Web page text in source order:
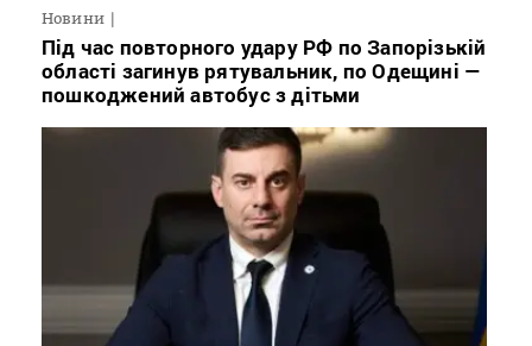
Новини
Під час повторного удару РФ по Запорізькій
області загинув рятувальник, по Одещині —
пошкоджений автобус з дітьми